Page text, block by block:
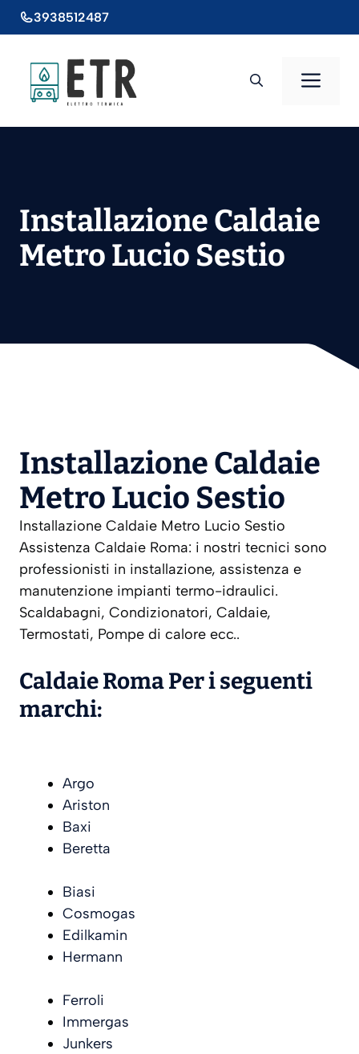
al
3938512487
Installazione Caldaie
Metro Lucio Sestio
Installazione Caldaie
Metro Lucio Sestio
Installazione Caldaie Metro Lucio Sestio
Assistenza Caldaie Roma: i nostri tecnici sono
professionisti in installazione, assistenza e
manutenzione impianti termo-idraulici.
Scaldabagni, Condizionatori, Caldaie,
Termostati, Pompe di calore ecc..
Caldaie Roma Per i seguenti
marchi:
Argo
Ariston
Baxi
Beretta
Biasi
Cosmogas
Edilkamin
Hermann
Ferroli
Immergas
Junkers